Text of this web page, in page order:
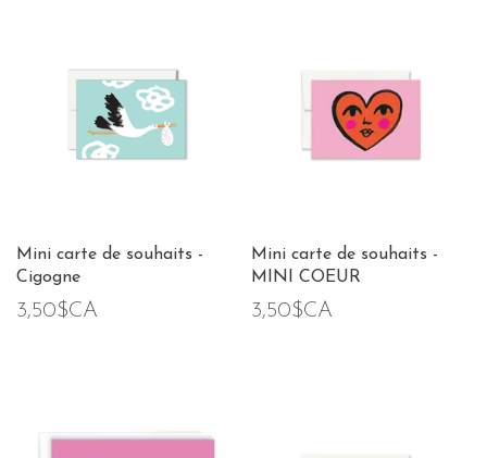
Mini carte de souhaits -
Cigogne
3,50$CA
Mini carte de souhaits -
MINI COEUR
3,50$CA